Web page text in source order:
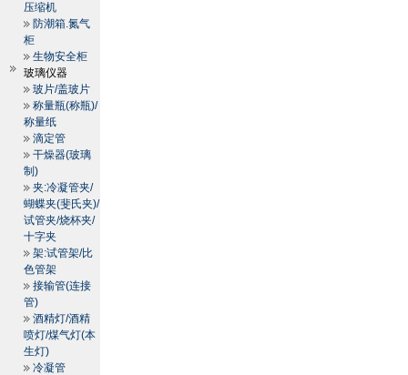
压缩机
防潮箱.氮气
柜
生物安全柜
玻璃仪器
玻片/盖玻片
称量瓶(称瓶)/
称量纸
滴定管
干燥器(玻璃
制)
夹:冷凝管夹/
蝴蝶夹(斐氏夹)/
试管夹/烧杯夹/
十字夹
架:试管架/比
色管架
接输管(连接
管)
酒精灯/酒精
喷灯/煤气灯(本
生灯)
冷凝管